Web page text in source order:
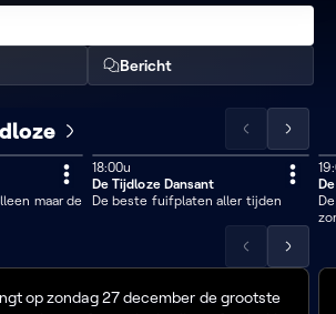
Bericht
Scrol
de
naar
links
Scrol
de
lijst
rechts
maar de
60 min
18:00u
De Tijdloze Dansant
De beste fuifplaten aller tijden
Scrol
lijst
Scrol
De
Tijdloze
op zondag 27 december de grootste